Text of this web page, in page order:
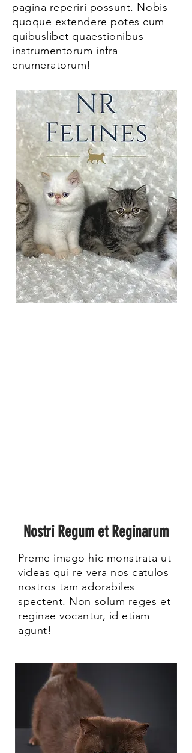
pagina reperiri possunt. Nobis
quoque extendere potes cum
quibuslibet quaestionibus
instrumentorum infra
enumeratorum!
Nostri Regum et Reginarum
Preme imago hic monstrata ut
videas qui re vera nos catulos
nostros tam adorabiles
spectent. Non solum reges et
reginae vocantur, id etiam
agunt!